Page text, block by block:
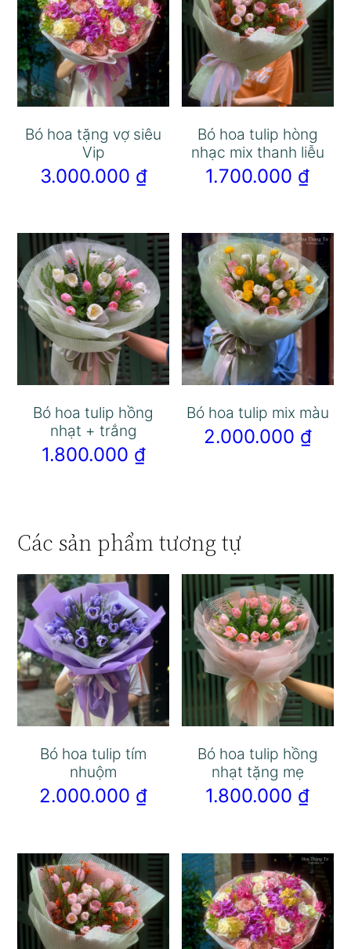
Bó hoa tặng vợ siêu
Vip
3.000.000 ₫
Bó hoa tulip hòng
nhạc mix thanh liễu
1.700.000 ₫
Bó hoa tulip hồng
nhạt + trắng
1.800.000 ₫
Bó hoa tulip mix màu
2.000.000 ₫
Các sản phẩm tương tự
Bó hoa tulip tím
nhuộm
2.000.000 ₫
Bó hoa tulip hồng
nhạt tặng mẹ
1.800.000 ₫